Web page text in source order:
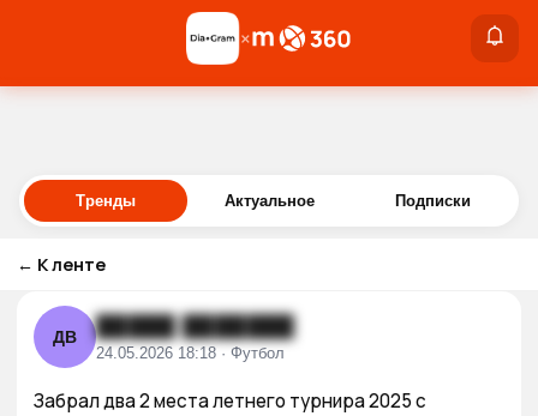
Войти
×
Тренды Актуальное Подписки
← К ленте
ДВ █████ ███████
24.05.2026 18:18 · Футбол
Забрал два 2 места летнего турнира 2025 с